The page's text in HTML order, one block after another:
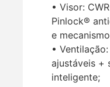
• Visor:
Pinlock®
e
•
ajustáveis +
inteligente;